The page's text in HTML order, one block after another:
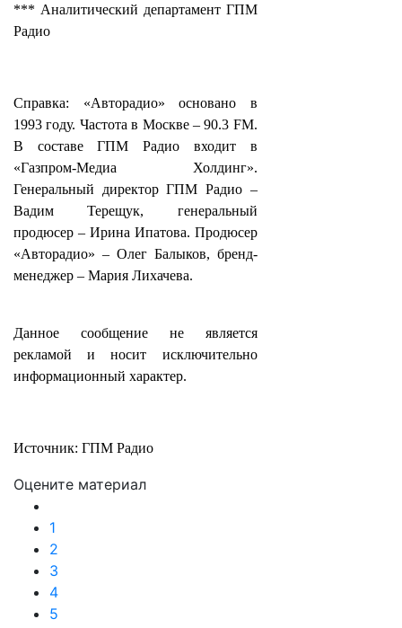
*** Аналитический департамент ГПМ
Радио
Справка: «Авторадио» основано в
1993 году. Частота в Москве – 90.3 FM.
В составе ГПМ Радио входит в
«Газпром-Медиа Холдинг».
Генеральный директор ГПМ Радио –
Вадим Терещук, генеральный
продюсер – Ирина Ипатова. Продюсер
«Авторадио» – Олег Балыков, бренд-
менеджер – Мария Лихачева.
Данное сообщение не является
рекламой и носит исключительно
информационный характер.
Источник: ГПМ Радио
Оцените материал
1
2
3
4
5